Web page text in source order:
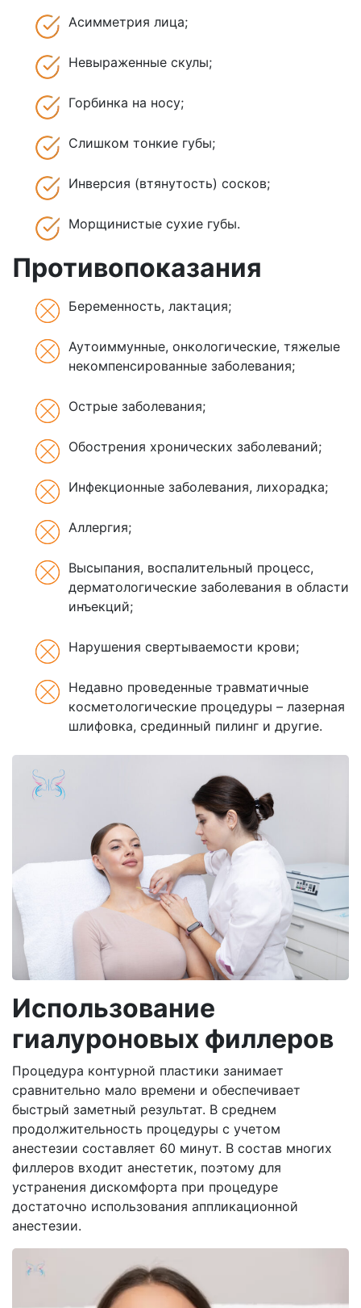
Асимметрия лица;
Невыраженные скулы;
Горбинка на носу;
Слишком тонкие губы;
Инверсия (втянутость) сосков;
Морщинистые сухие губы.
Противопоказания
Беременность, лактация;
Аутоиммунные, онкологические, тяжелые
некомпенсированные заболевания;
Острые заболевания;
Обострения хронических заболеваний;
Инфекционные заболевания, лихорадка;
Аллергия;
Высыпания, воспалительный процесс,
дерматологические заболевания в области
инъекций;
Нарушения свертываемости крови;
Недавно проведенные травматичные
косметологические процедуры – лазерная
шлифовка, срединный пилинг и другие.
Использование
гиалуроновых филлеров
Процедура контурной пластики занимает
сравнительно мало времени и обеспечивает
быстрый заметный результат. В среднем
продолжительность процедуры с учетом
анестезии составляет 60 минут. В состав многих
филлеров входит анестетик, поэтому для
устранения дискомфорта при процедуре
достаточно использования аппликационной
анестезии.